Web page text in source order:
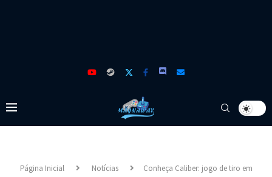
Página Inicial Notícias
Conheça Caliber: jogo de tiro em